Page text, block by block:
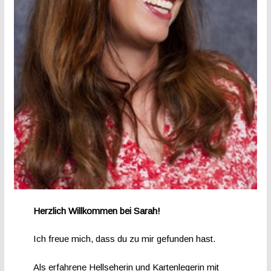
Herzlich Willkommen bei Sarah!
Ich freue mich, dass du zu mir gefunden hast.
Als erfahrene Hellseherin und Kartenlegerin mit